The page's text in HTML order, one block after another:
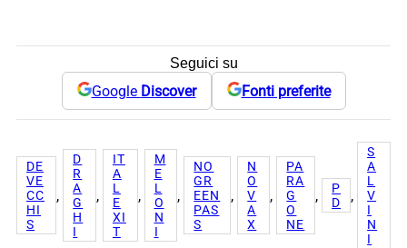
Seguici su
Google Discover Fonti preferite
DE
VE
CC
HI
S
,
D
R
A
G
H
I
,
IT
A
L
E
XI
T
,
M
E
L
O
N
I
,
NO
GR
EEN
PAS
S
,
N
O
V
A
X
,
PA
RA
G
O
NE
,
P
D
,
S
A
L
V
I
N
I